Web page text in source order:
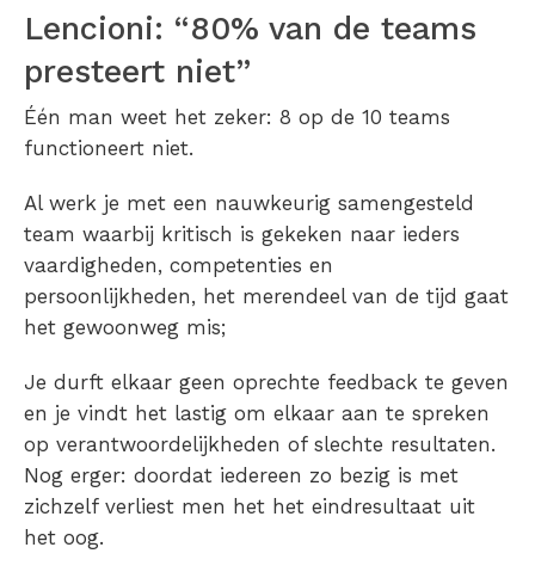
Lencioni: “80% van de teams
presteert niet”
Één man weet het zeker: 8 op de 10 teams
functioneert niet.
Al werk je met een nauwkeurig samengesteld
team waarbij kritisch is gekeken naar ieders
vaardigheden, competenties en
persoonlijkheden, het merendeel van de tijd gaat
het gewoonweg mis;
Je durft elkaar geen oprechte feedback te geven
en je vindt het lastig om elkaar aan te spreken
op verantwoordelijkheden of slechte resultaten.
Nog erger: doordat iedereen zo bezig is met
zichzelf verliest men het het eindresultaat uit
het oog.